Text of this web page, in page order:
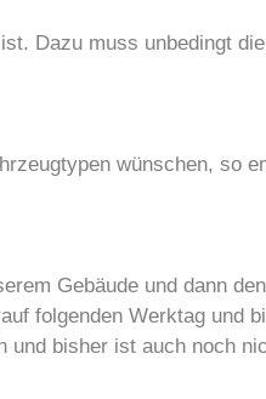
Dazu muss unbedingt
wünschen, so
Gebäude und dann
folgenden Werktag und
und bisher ist auch noch